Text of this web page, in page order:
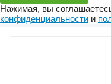
Нажимая, вы
конфиденциальности и